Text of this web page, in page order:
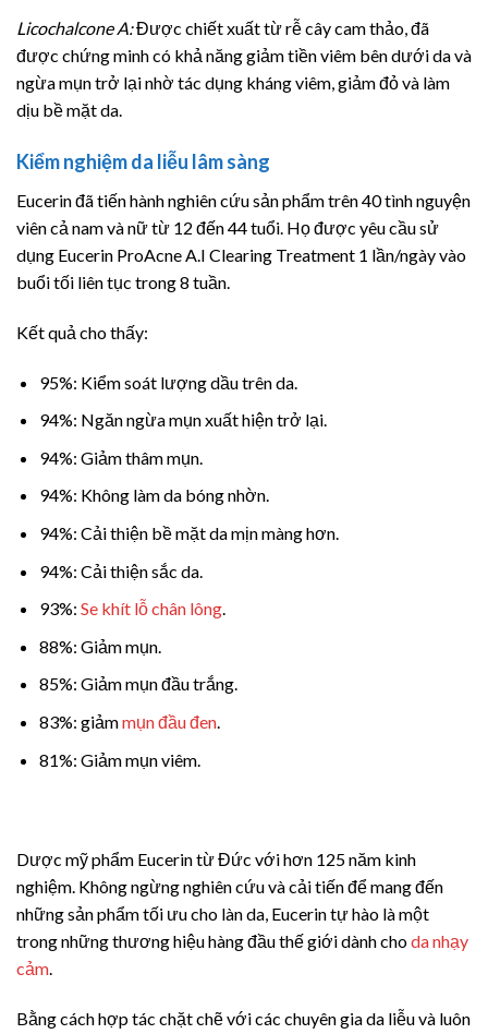
Licochalcone A:Được chiết xuất từ rễ cây cam thảo, đã
được chứng minh có khả năng giảm tiền viêm bên dưới da và
ngừa mụn trở lại nhờ tác dụng kháng viêm, giảm đỏ và làm
dịu bề mặt da.
Kiểm nghiệm da liễu lâm sàng
Eucerin đã tiến hành nghiên cứu sản phẩm trên 40 tình nguyện
viên cả nam và nữ từ 12 đến 44 tuổi. Họ được yêu cầu sử
dụng Eucerin ProAcne A.I Clearing Treatment 1 lần/ngày vào
buổi tối liên tục trong 8 tuần.
Kết quả cho thấy:
95%: Kiểm soát lượng dầu trên da.
94%: Ngăn ngừa mụn xuất hiện trở lại.
94%: Giảm thâm mụn.
94%: Không làm da bóng nhờn.
94%: Cải thiện bề mặt da mịn màng hơn.
94%: Cải thiện sắc da.
93%: Se khít lỗ chân lông.
88%: Giảm mụn.
85%: Giảm mụn đầu trắng.
83%: giảmmụn đầu đen.
81%: Giảm mụn viêm.
Dược mỹ phẩm Eucerin từ Đức với hơn 125 năm kinh
nghiệm. Không ngừng nghiên cứu và cải tiến để mang đến
những sản phẩm tối ưu cho làn da, Eucerin tự hào là một
trong những thương hiệu hàng đầu thế giới dành choda nhạy
cảm.
Bằng cách hợp tác chặt chẽ với các chuyên gia da liễu và luôn